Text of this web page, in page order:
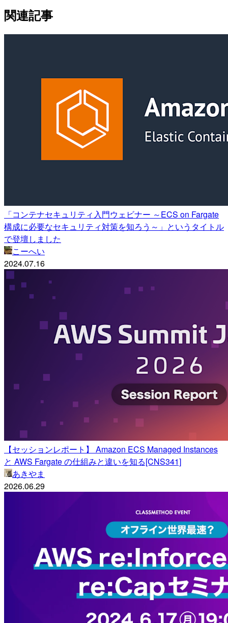
関連記事
「コンテナセキュリティ入門ウェビナー ～ECS on Fargate
構成に必要なセキュリティ対策を知ろう～」というタイトル
で登壇しました
こーへい
2024.07.16
【セッションレポート】 Amazon ECS Managed Instances
と AWS Fargate の仕組みと違いを知る[CNS341]
あきやま
2026.06.29